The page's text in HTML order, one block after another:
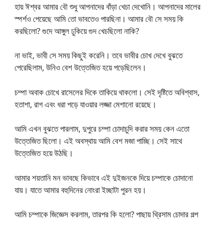
হায় ঈশ্বর আমার বৌ শুধু আপনাদের বাঁড়া খেচা দেখোনি। আপনাদের মালের
স্পর্শও পেয়েছে আমি তো ভাবতেও পারছিনা। আমার বৌ সে সময় কি
করছিলো? গুদে আঙ্গুল ঢুকিয়ে গুদ খেচছিলো নাকি?
না ভাই, ভাবী সে সময় কিছুই করেনি। তবে ভাবীর চোখ দেখে বুঝতে
পেরেছিলাম, উনিও বেশ উত্তেজিত হয়ে পড়েছিলেন।
চম্পা অবাক চোখে রাসেলের দিকে তাকিয়ে থাকলো। সেই দৃষ্টিতে অবিশ্বাস,
হতাশা, রাগ এবং ধরা পড়ে যাওয়ার লজ্জা মেশানো রয়েছে।
আমি এখন বুঝতে পারলাম, দুপুরে চম্পা চোদাচুদি করার সময় কেন এতো
উত্তেজিত ছিলো। এই অবস্থায় আমি বেশ মজা পাচ্ছি। সেই সাথে
উত্তেজিত হয়ে উঠছি।
আমার শয়তানি মন ভাবছে কিভাবে এই দুইজনকে দিয়ে চম্পাকে চোদানো
যায়। যাতে আমার বহুদিনের নোংরা ইচ্ছাটা পুরন হয়।
আমি চম্পাকে জিজ্ঞেস করলাম, তারপর কি হলো? পাছায় থ্রিসাম চোদার গল্প